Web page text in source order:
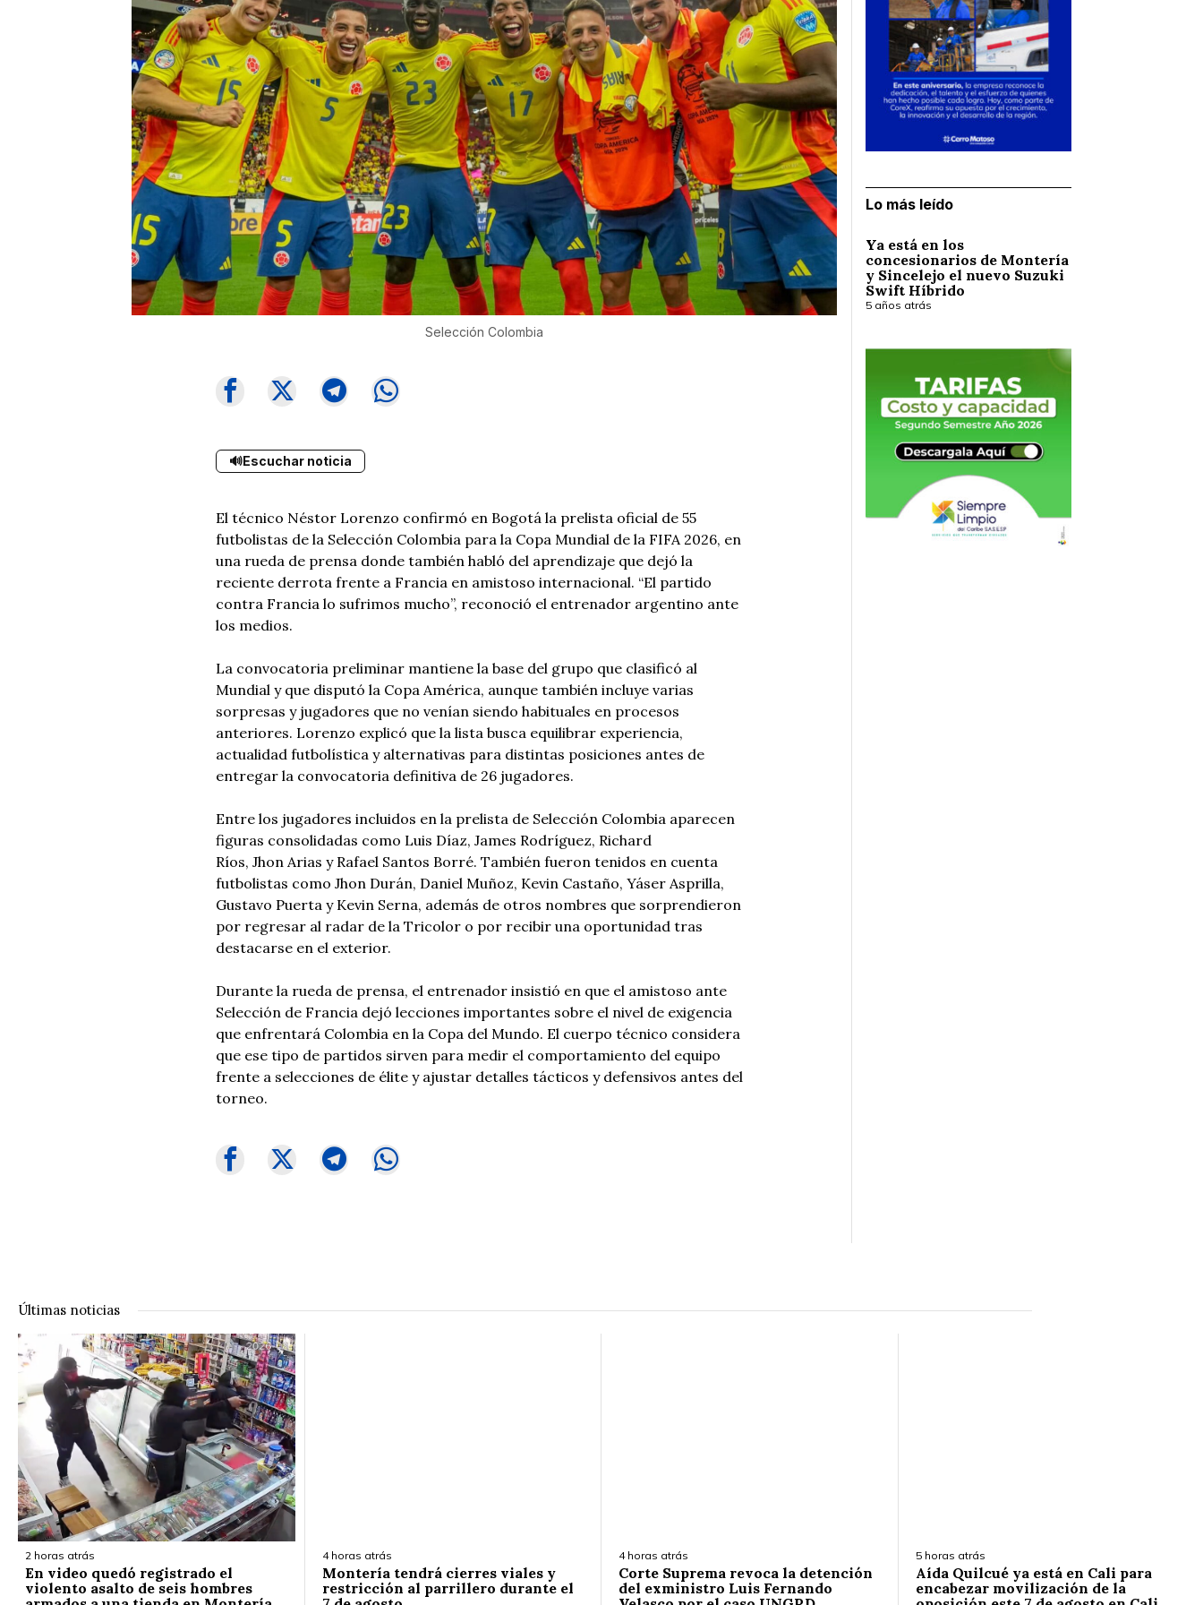
Selección Colombia
🔊Escuchar noticia
El técnico Néstor Lorenzo confirmó en Bogotá la prelista oficial de 55
futbolistas de la Selección Colombia para la Copa Mundial de la FIFA 2026, en
una rueda de prensa donde también habló del aprendizaje que dejó la
reciente derrota frente a Francia en amistoso internacional. “El partido
contra Francia lo sufrimos mucho”, reconoció el entrenador argentino ante
los medios.
La convocatoria preliminar mantiene la base del grupo que clasificó al
Mundial y que disputó la Copa América, aunque también incluye varias
sorpresas y jugadores que no venían siendo habituales en procesos
anteriores. Lorenzo explicó que la lista busca equilibrar experiencia,
actualidad futbolística y alternativas para distintas posiciones antes de
entregar la convocatoria definitiva de 26 jugadores.
Entre los jugadores incluidos en la prelista de Selección Colombia aparecen
figuras consolidadas como Luis Díaz, James Rodríguez, Richard
Ríos, Jhon Arias y Rafael Santos Borré. También fueron tenidos en cuenta
futbolistas como Jhon Durán, Daniel Muñoz, Kevin Castaño, Yáser Asprilla,
Gustavo Puerta y Kevin Serna, además de otros nombres que sorprendieron
por regresar al radar de la Tricolor o por recibir una oportunidad tras
destacarse en el exterior.
Durante la rueda de prensa, el entrenador insistió en que el amistoso ante
Selección de Francia dejó lecciones importantes sobre el nivel de exigencia
que enfrentará Colombia en la Copa del Mundo. El cuerpo técnico considera
que ese tipo de partidos sirven para medir el comportamiento del equipo
frente a selecciones de élite y ajustar detalles tácticos y defensivos antes del
torneo.
Lo más leído
Ya está en los
concesionarios de Montería
y Sincelejo el nuevo Suzuki
Swift Híbrido
5 años atrás
Últimas noticias
2 horas atrás
En video quedó registrado el
violento asalto de seis hombres
4 horas atrás
Montería tendrá cierres viales y
restricción al parrillero durante el
4 horas atrás
Corte Suprema revoca la detención
del exministro Luis Fernando
5 horas atrás
Aída Quilcué ya está en Cali para
encabezar movilización de la